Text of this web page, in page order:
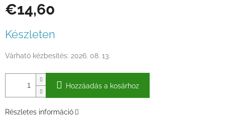
€14,60
Készleten
Várható kézbesítés: 2026. 08. 13.
Hozzáadás a kosárhoz
Részletes információ